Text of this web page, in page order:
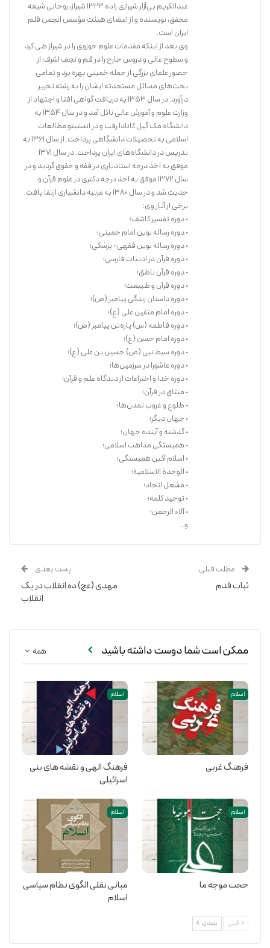
مؤلف محترم، با بررسی کامل تحریرالوسیله حضرت امام خمینی (ره)، به جمع
آوری بخشهای عملی یا «فروع دین» پرداخته و به ترجمه و نگارش آن موارد
عبدالکریم بی‌آزار شیرازی زاده ۱۳۲۳ شیراز، روحانی شیعه
محقق، نویسنده و از اعضای هیئت مؤسس انجمن قلم
ایران است.
وی بعد از اینکه مقدمات علوم حوزوی را در شیراز طی کرد
و سطوح عالی و دروس خارج را در قم و نجف اشرف، از
حضور علمای بزرگی از جمله خمینی بهره برد و تمامی
بحث‌های مسائل مستحدثه ایشان را به رشته تحریر
درآورد. در سال ۱۳۵۳ به دریافت گواهی افتا و اجتهاد از
وزارت علوم و آموزش عالی نائل آمد و در سال ۱۳۵۴ به
دانشگاه مک گیل کانادا رفت و در انستیتو مطالعات
اسلامی به تحصیلات دانشگاهی پرداخت. از سال ۱۳۶۱ به
تدریس در دانشگاه‌های ایران پرداخت. در سال ۱۳۷۱
موفق به اخذ درجه استادیاری در فقه و حقوق گردید و در
سال ۱۳۷۲ موفق به اخذ درجه دکتری در علوم قرآن و
حدیث شد و در سال ۱۳۸۰ به مرتبه دانشیاری ارتقا یافت.
برخی از آثار وی:
• دوره تفسیر کاشف؛
• دوره رساله نوین امام خمینی؛
• دوره رساله نوین فقهی- پزشکی؛
• دوره قرآن در ادبیات فارسی؛
• دوره قرآن ناطق؛
• دوره قرآن و طبیعت؛
• دوره داستان زندگی پیامبر (ص)؛
• دوره امام متقین علی (ع)؛
• دوره فاطمه (س) پاره‌تن پیامبر (ص)؛
• دوره امام حسن (ع)؛
• دوره سبط نبی (ص) حسین بن علی (ع)؛
• دوره عاشورا در سرزمین‌ها؛
• دوره خدا و اختراعات از دیدگاه علم و قرآن؛
• میثاق در قرآن؛
• طلوع و غروب تمدن‌ها؛
• جهان دیگر؛
• گذشته و آینده جهان؛
• همبستگی مذاهب اسلامی؛
• اسلام آئین همبستگی؛
• الوحدة الاسلامیة؛
• مشعل اتحاد؛
• توحید کلمه؛
• آلاء الرحمن؛
و...
مطلب قبلی
ثبات قدم
پست بعدی
مهدی (عج) ده انقلاب در یک
انقلاب
همه ممکن است شما دوست داشته باشید
اسلام
فرهنگ غربی
اسلام
فرهنگ الهی و نقشه های بنی
اسرائیلی
اسلام
حجت موجه ما
اسلام
مبانی نقلی الگوی نظام سیاسی
اسلام
قبلی بعدی